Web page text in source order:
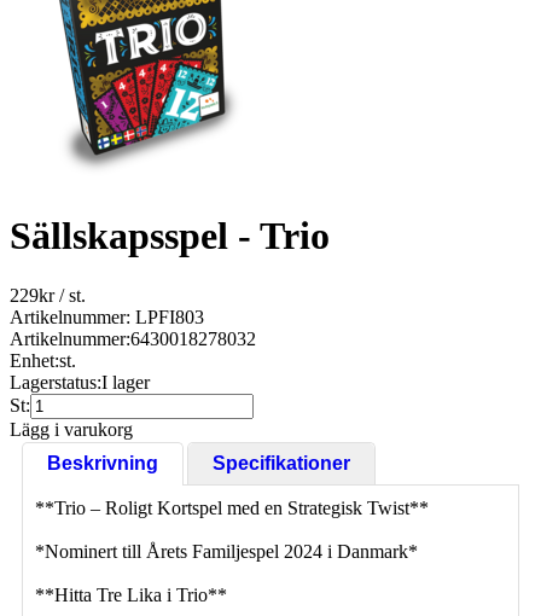
Sällskapsspel - Trio
229kr/ st.
Artikelnummer: LPFI803
Artikelnummer:6430018278032
Enhet:st.
Lagerstatus:I lager
St:
Lägg i varukorg
Beskrivning
Specifikationer
**Trio – Roligt Kortspel med en Strategisk Twist**
*Nominert till Årets Familjespel 2024 i Danmark*
**Hitta Tre Lika i Trio**